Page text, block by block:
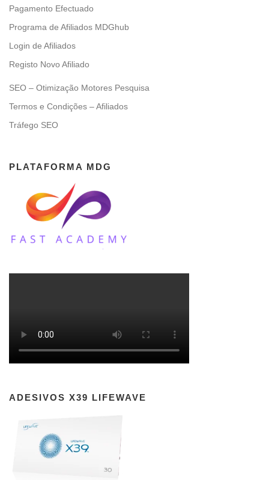
Pagamento Efectuado
Programa de Afiliados MDGhub
Login de Afiliados
Registo Novo Afiliado
SEO – Otimização Motores Pesquisa
Termos e Condições – Afiliados
Tráfego SEO
PLATAFORMA MDG
ADESIVOS X39 LIFEWAVE